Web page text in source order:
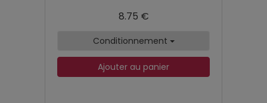
8.75 €
Conditionnement
Ajouter au panier